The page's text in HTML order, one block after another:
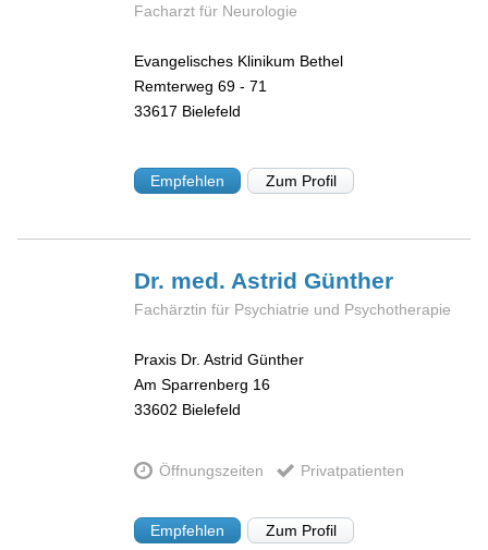
Facharzt für Neurologie
Evangelisches Klinikum Bethel
Remterweg 69 - 71
33617 Bielefeld
Empfehlen Zum Profil
Dr. med. AstridGünther
Fachärztin für Psychiatrie und Psychotherapie
Praxis Dr. Astrid Günther
Am Sparrenberg 16
33602 Bielefeld
Öffnungszeiten Privatpatienten
Empfehlen Zum Profil